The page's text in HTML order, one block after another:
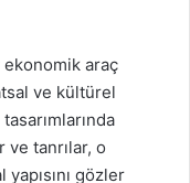
ekonomik araç
ve kültürel
tanrılar, o
gözler